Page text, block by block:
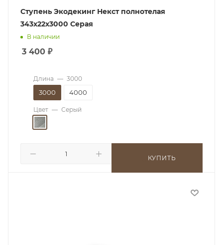
Ступень Экодекинг Некст полнотелая
343х22х3000 Серая
В наличии
3 400 ₽
Длина — 3000
3000 4000
Цвет — Серый
КУПИТЬ